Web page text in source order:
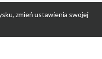
zmień ustawienia swojej